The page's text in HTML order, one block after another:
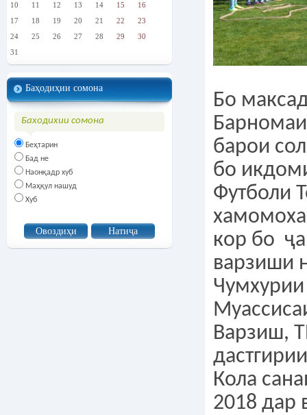
10
11 12 13 14 15
16
17
18 19 20 21 22
23
24
25 26 27 28 29
30
31
Баҳодиҳии сомона
Баходихии сомона
Беҳтарин
Бад не
Наонқадр хуб
Маҳқул нашуд
Хуб
Бо
барои
бо
Футболи
кор бо
варзиши
Чумхурии
Варзиш,
Кола
2018 дар